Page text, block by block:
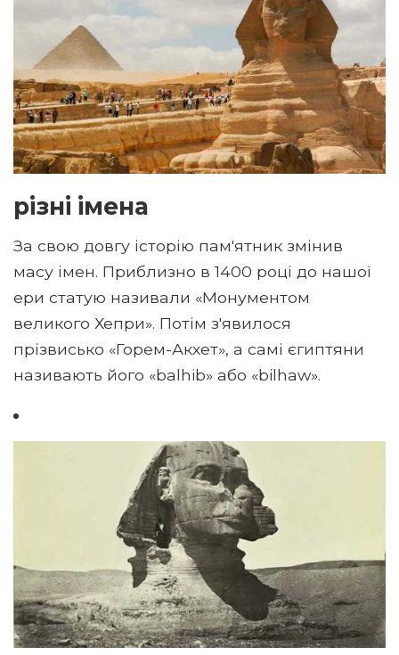
різні імена
За свою довгу історію пам'ятник змінив
масу імен. Приблизно в 1400 році до нашої
ери статую називали «Монументом
великого Хепри». Потім з'явилося
прізвисько «Горем-Акхет», а самі єгиптяни
називають його «balhib» або «bilhaw».